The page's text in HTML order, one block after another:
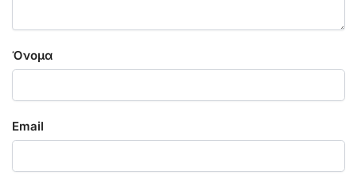
Όνομα
Email